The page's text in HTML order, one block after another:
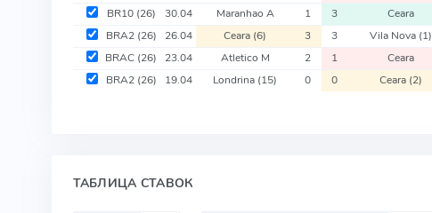
BR10 (26) 30.04 Maranhao A 1 3 Ceara
BRA2 (26) 26.04 Ceara (6) 3 3 Vila Nova (1)
BRAC (26) 23.04 Atletico M 2 1 Ceara
BRA2 (26) 19.04 Londrina (15) 0 0 Ceara (2)
ТАБЛИЦА СТАВОК